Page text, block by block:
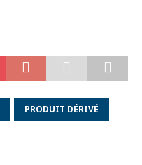
PRODUIT DÉRIVÉ